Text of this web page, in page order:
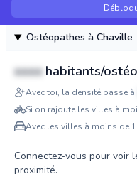
Ostéopathes à Chaville
xxxx habitants/ostéo
Avec toi, la densité passe à
Si on rajoute les villes à
Avec les villes à moins de
Connectez-vous pour voir
proximité.